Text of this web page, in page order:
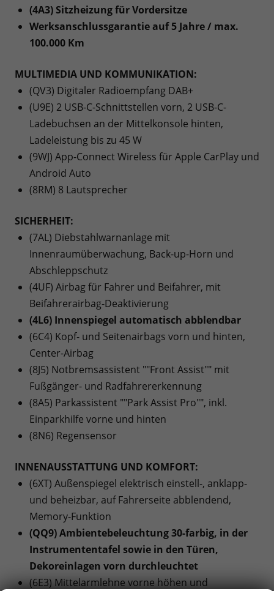
(4A3) Sitzheizung für Vordersitze
Werksanschlussgarantie auf 5 Jahre / max.
100.000 Km
MULTIMEDIA UND KOMMUNIKATION:
(QV3) Digitaler Radioempfang DAB+
(U9E) 2 USB-C-Schnittstellen vorn, 2 USB-C-
Ladebuchsen an der Mittelkonsole hinten,
Ladeleistung bis zu 45 W
(9WJ) App-Connect Wireless für Apple CarPlay und
Android Auto
(8RM) 8 Lautsprecher
SICHERHEIT:
(7AL) Diebstahlwarnanlage mit
Innenraumüberwachung, Back-up-Horn und
Abschleppschutz
(4UF) Airbag für Fahrer und Beifahrer, mit
Beifahrerairbag-Deaktivierung
(4L6) Innenspiegel automatisch abblendbar
(6C4) Kopf- und Seitenairbags vorn und hinten,
Center-Airbag
(8J5) Notbremsassistent ""Front Assist"" mit
Fußgänger- und Radfahrererkennung
(8A5) Parkassistent ""Park Assist Pro"", inkl.
Einparkhilfe vorne und hinten
(8N6) Regensensor
INNENAUSSTATTUNG UND KOMFORT:
(6XT) Außenspiegel elektrisch einstell-, anklapp-
und beheizbar, auf Fahrerseite abblendend,
Memory-Funktion
(QQ9) Ambientebeleuchtung 30-farbig, in der
Instrumententafel sowie in den Türen,
Dekoreinlagen vorn durchleuchtet
(6E3) Mittelarmlehne vorne höhen und